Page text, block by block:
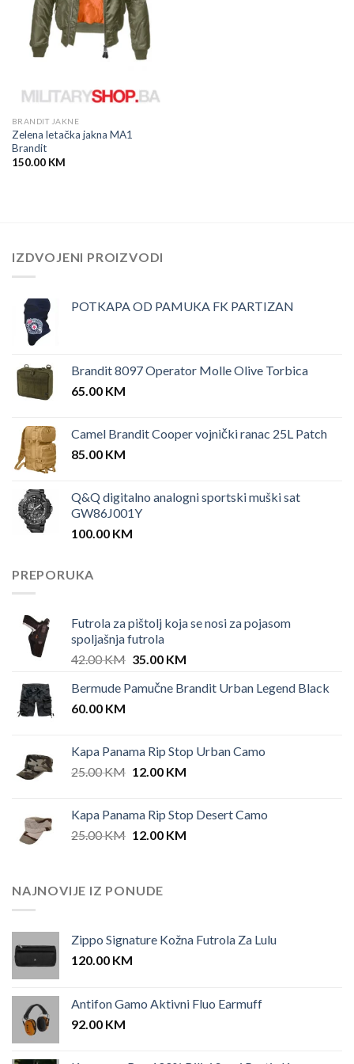
BRANDIT JAKNE
Zelena letačka jakna MA1
Brandit
150.00 KM
IZDVOJENI PROIZVODI
POTKAPA OD PAMUKA FK PARTIZAN
Brandit 8097 Operator Molle Olive Torbica
65.00 KM
Camel Brandit Cooper vojnički ranac 25L Patch
85.00 KM
Q&Q digitalno analogni sportski muški sat
GW86J001Y
100.00 KM
PREPORUKA
Futrola za pištolj koja se nosi za pojasom
spoljašnja futrola
42.00KM Original
was:
35.00 KMCurrent
is:
Bermude Pamučne Brandit Urban Legend Black
60.00 KM
Kapa Panama Rip Stop Urban Camo
25.00KM Original
25.00 KM.
12.00 KMCurrent
12.00 KM.
Kapa Panama Rip Stop Desert Camo
25.00KM Original
25.00 KM.
12.00 KMCurrent
NAJNOVIJE IZ PONUDE
Zippo Signature Kožna Futrola Za Lulu
120.00 KM
Antifon Gamo Aktivni Fluo Earmuff
92.00 KM